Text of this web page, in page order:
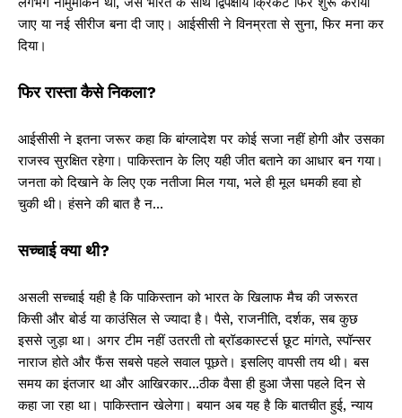
जाए या नई सीरीज बना दी जाए। आईसीसी ने विनम्रता से सुना, फिर मना कर
दिया।
फिर रास्ता कैसे निकला?
आईसीसी ने इतना जरूर कहा कि बांग्लादेश पर कोई सजा नहीं होगी और उसका
राजस्व सुरक्षित रहेगा। पाकिस्तान के लिए यही जीत बताने का आधार बन गया।
जनता को दिखाने के लिए एक नतीजा मिल गया, भले ही मूल धमकी हवा हो
चुकी थी। हंसने की बात है न…
सच्चाई क्या थी?
असली सच्चाई यही है कि पाकिस्तान को भारत के खिलाफ मैच की जरूरत
किसी और बोर्ड या काउंसिल से ज्यादा है। पैसे, राजनीति, दर्शक, सब कुछ
इससे जुड़ा था। अगर टीम नहीं उतरती तो ब्रॉडकास्टर्स छूट मांगते, स्पॉन्सर
नाराज होते और फैंस सबसे पहले सवाल पूछते। इसलिए वापसी तय थी। बस
समय का इंतजार था और आखिरकार…ठीक वैसा ही हुआ जैसा पहले दिन से
कहा जा रहा था। पाकिस्तान खेलेगा। बयान अब यह है कि बातचीत हुई, न्याय